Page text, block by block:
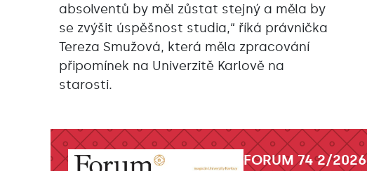
absolventů by měl zůstat stejný a měla by
se zvýšit úspěšnost studia,“ říká právnička
Tereza Smužová, která měla zpracování
připomínek na Univerzitě Karlově na
starosti.
FORUM 74 2/2026